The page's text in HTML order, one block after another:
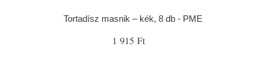
Tortadísz masnik – kék, 8 db - PME
1 915 Ft